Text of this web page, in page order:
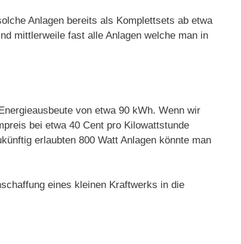
Anlagen bereits als Komplettsets ab etwa
mittlerweile fast alle Anlagen welche man in
von etwa 90 kWh. Wenn wir
bei etwa 40 Cent pro Kilowattstunde
erlaubten 800 Watt Anlagen könnte man
eines kleinen Kraftwerks in die